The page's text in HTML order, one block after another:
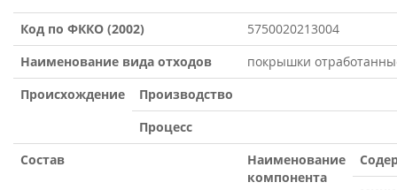
Код по ФККО (2002)
5750020213004
Наименование вида отходов
покрышки
Происхождение
Производство
Процесс
Состав
Наименование
компонента